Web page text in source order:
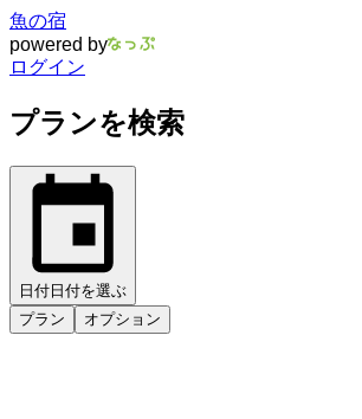
魚の宿
powered by
ログイン
プランを検索
日付 日付を選ぶ
プラン
オプション